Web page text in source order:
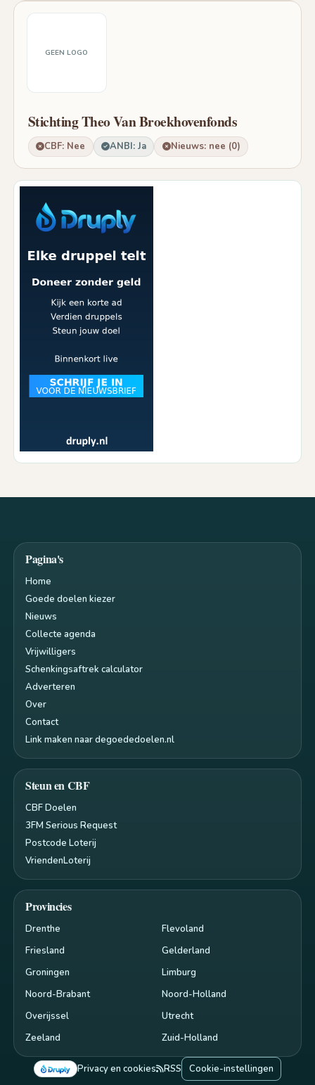
GEEN LOGO
Stichting Theo Van Broekhovenfonds
CBF: Nee ANBI: Ja Nieuws: nee (0)
Pagina's
Home
Goede doelen kiezer
Nieuws
Collecte agenda
Vrijwilligers
Schenkingsaftrek calculator
Adverteren
Over
Contact
Link maken naar degoededoelen.nl
Steun en CBF
CBF Doelen
3FM Serious Request
Postcode Loterij
VriendenLoterij
Provincies
Drenthe
Flevoland
Friesland
Gelderland
Groningen
Limburg
Noord-Brabant
Noord-Holland
Overijssel
Utrecht
Zeeland
Zuid-Holland
Privacy en cookies RSS Cookie-instellingen